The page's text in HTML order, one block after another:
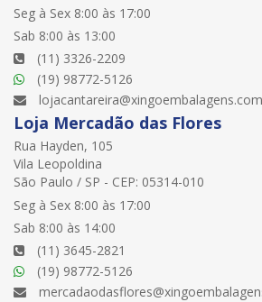
Seg à Sex 8:00 às 17:00
Sab 8:00 às 13:00
(11) 3326-2209
(19) 98772-5126
Loja Mercadão das Flores
Rua Hayden, 105
Vila Leopoldina
São Paulo / SP - CEP: 05314-010
Seg à Sex 8:00 às 17:00
Sab 8:00 às 14:00
(11) 3645-2821
(19) 98772-5126